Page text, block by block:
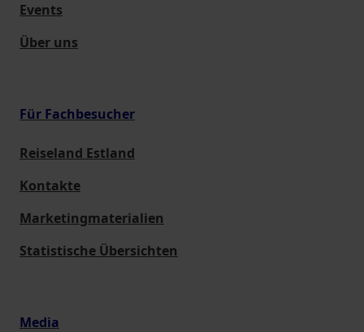
Events
Über uns
Für Fachbesucher
Reiseland Estland
Kontakte
Marketingmaterialien
Statistische Übersichten
Media